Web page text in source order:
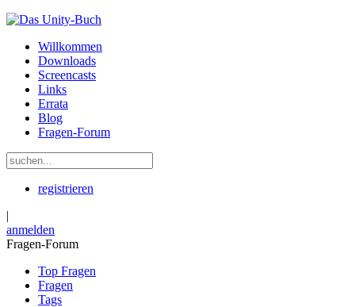
Willkommen
Downloads
Screencasts
Links
Errata
Blog
Fragen-Forum
registrieren
|
anmelden
Fragen-Forum
Top Fragen
Fragen
Tags